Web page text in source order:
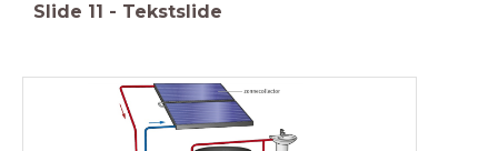
Slide 11 - Tekstslide